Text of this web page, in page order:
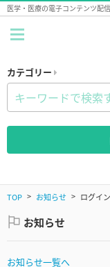
医学・医療の電子コンテンツ配
カテゴリー
TOP お知らせ ログイ
お知らせ
お知らせ一覧へ